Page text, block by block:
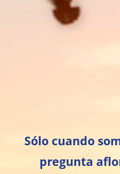
Sólo cuando
pregunta